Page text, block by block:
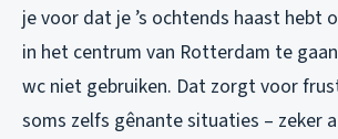
je voor dat je ’s ochtends haast hebt
in het centrum van Rotterdam te
wc niet gebruiken. Dat zorgt voor
soms zelfs gênante situaties – zeker